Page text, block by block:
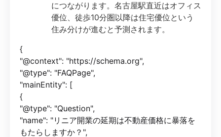
につながります。名古屋駅直近はオフィス
優位、徒歩10分圏以降は住宅優位という
住み分けが進むと予測されます。
{
"@context": "https://schema.org",
"@type": "FAQPage",
"mainEntity": [
{
"@type": "Question",
"name": "リニア開業の延期は不動産価格に暴落を
もたらしますか？",